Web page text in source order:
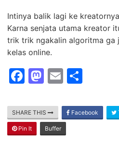
Intinya balik lagi ke
Karna senjata utama kreator
trik trik ngakalin algoritma ga
kelas online.
F
c
e
b
M
st
o
d
E
ai
l
ar
e
SHARE THIS Facebook
Pin It Buffer